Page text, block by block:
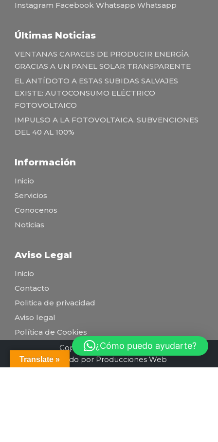
Instagram Facebook Whatsapp Whatsapp
Últimas Noticias
VENTANAS CAPACES DE PRODUCIR ENERGÍA
GRACIAS A UN PANEL SOLAR TRANSPARENTE
EL ANTÍDOTO A ESTAS SUBIDAS SALVAJES
EXISTE: AUTOCONSUMO ELÉCTRICO
FOTOVOLTAICO
IMPULSO A LA FOTOVOLTAICA. SUBVENCIONES
DEL 40 AL 100%
Información
Inicio
Servicios
Conocenos
Noticias
Aviso Legal
Inicio
Contacto
Politica de privacidad
Aviso legal
Política de Cookies
Copyright conexiónsolar.es
Creado por Producciones Web
Translate »
¿Cómo puedo ayudarte?